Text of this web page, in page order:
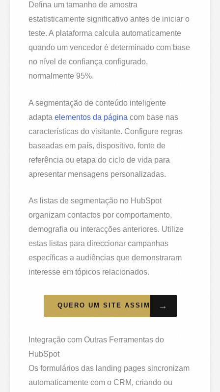
Defina um tamanho de amostra
estatisticamente significativo antes de iniciar o
teste. A plataforma calcula automaticamente
quando um vencedor é determinado com base
no nível de confiança configurado,
normalmente 95%.
A segmentação de conteúdo inteligente
adaptaelementos da página com base nas
características do visitante. Configure regras
baseadas em país, dispositivo, fonte de
referência ou etapa do ciclo de vida para
apresentar mensagens personalizadas.
As listas de segmentação no HubSpot
organizam contactos por comportamento,
demografia ou interacções anteriores. Utilize
estas listas para direccionar campanhas
específicas a audiências que demonstraram
interesse em tópicos relacionados.
QUERO UM SITE ASSIM →
Integração com Outras Ferramentas do
HubSpot
Os formulários das landing pages sincronizam
automaticamente com o CRM, criando ou